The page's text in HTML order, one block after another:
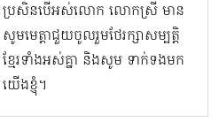
ប្រសិនបើអស់លោក លោកស្រី មាន
សូមមេត្តាជួយចូលរួមថែរក្សាសម្បត្តិ
ខ្មែរទាំងអស់គ្នា និងសូម ទាក់ទងមក
យើងខ្ញុំ។